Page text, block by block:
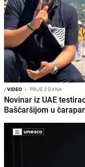
/VIDEO I PRIJE 2 DANA
Novinar iz UAE
Baščaršijom u